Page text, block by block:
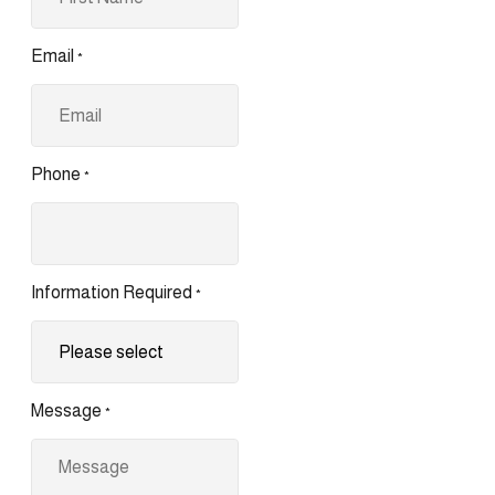
Email *
Phone *
Information Required *
Message *